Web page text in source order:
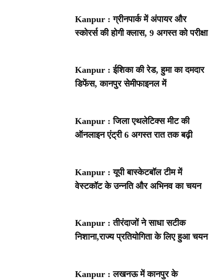
Kanpur : ग्रीनपार्क में अंपायर और
स्कोरर्स की होगी क्लास, 9 अगस्त को परीक्षा
Kanpur : ईशिका की रेड, हुमा का दमदार
डिफेंस, कानपुर सेमीफाइनल में
Kanpur : जिला एथलेटिक्स मीट की
ऑनलाइन एंट्री 6 अगस्त रात तक बढ़ी
Kanpur : यूपी बास्केटबॉल टीम में
वेस्टकॉट के उन्नति और अभिनव का चयन
Kanpur : तीरंदाजों ने साधा सटीक
निशाना,राज्य प्रतियोगिता के लिए हुआ चयन
Kanpur : लखनऊ में कानपुर के